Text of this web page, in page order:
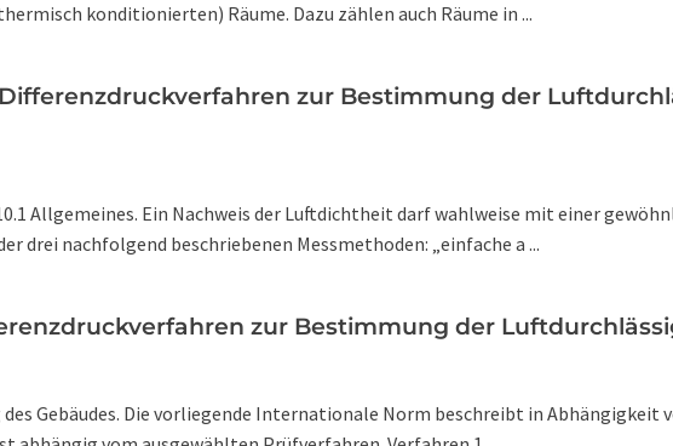
konditionierten) Räume. Dazu zählen auch Räume in ...
Differenzdruckverfahren zur Bestimmung der
Allgemeines. Ein Nachweis der Luftdichtheit darf wahlweise mit einer
drei nachfolgend beschriebenen Messmethoden: „einfache a ...
zur Bestimmung der
Gebäudes. Die vorliegende Internationale Norm beschreibt in Abhängigkeit